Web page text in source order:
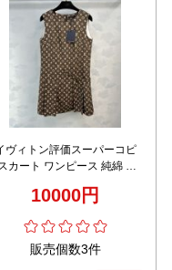
ヴィトン評価スーパーコピ
カート ワンピース 純綿 無
10000円
販売個数3件